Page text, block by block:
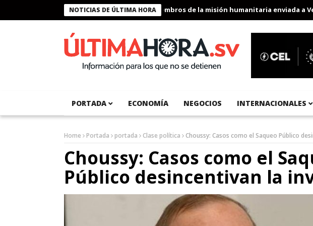
NOTICIAS DE ÚLTIMA HORA
Presidente Bukele condecora a miembros de la misión humanitaria enviada a
PORTADA ECONOMÍA NEGOCIOS INTERNACIONALES
Home Portada portada Clase política Choussy: Casos como el Saqueo Público
Choussy: Casos como el
Público desincentivan la